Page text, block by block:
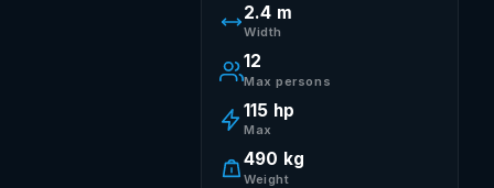
2.4 m
Width
12
Max persons
115 hp
Max
490 kg
Weight